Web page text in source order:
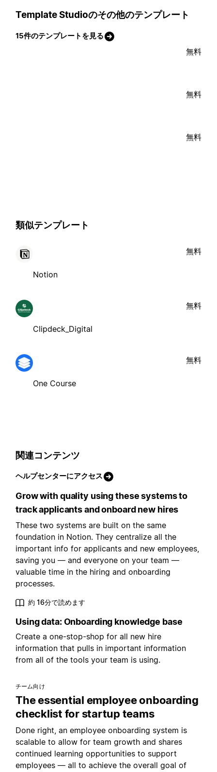
Template Studioのその他のテンプレート
15件のテンプレートを見る
無料
無料
無料
類似テンプレート
Notion
無料
Clipdeck_Digital
無料
One Course
無料
関連コンテンツ
ヘルプセンターにアクセス
Grow with quality using these systems to
track applicants and onboard new hires
These two systems are built on the same
foundation in Notion. They centralize all the
important info for applicants and new employees,
saving you — and everyone on your team —
valuable time in the hiring and onboarding
processes.
約 16分で読めます
Using data: Onboarding knowledge base
Create a one-stop-shop for all new hire
information that pulls in important information
from all of the tools your team is using.
チーム向け
The essential employee onboarding
checklist for startup teams
Done right, an employee onboarding system is
scalable to allow for team growth and shares
continued learning opportunities to support
employees — all to achieve the overall goal of